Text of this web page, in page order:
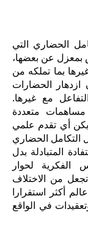
الحضاري التي
بمعزل عن بعضها،
بما تملكه من
الحضارات
مع غيرها.
مساهمات متعددة
أي تقدم علمي
الحضاري
المتبادلة بدل
الفكرية لحوار
من الاختلاف
أكثر استقرارا
في الواقع